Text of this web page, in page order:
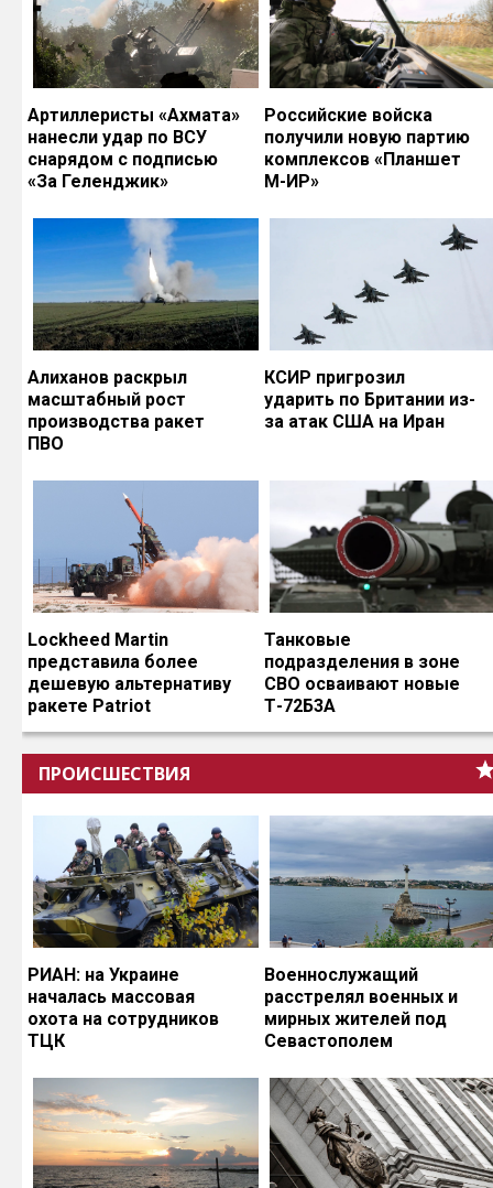
Артиллеристы «Ахмата»
нанесли удар по ВСУ
снарядом с подписью
«За Геленджик»
Российские войска
получили новую партию
комплексов «Планшет
М-ИР»
Алиханов раскрыл
масштабный рост
производства ракет
ПВО
КСИР пригрозил
ударить по Британии из-
за атак США на Иран
Lockheed Martin
представила более
дешевую альтернативу
ракете Patriot
Танковые
подразделения в зоне
СВО осваивают новые
Т-72Б3А
ПРОИСШЕСТВИЯ
РИАН: на Украине
началась массовая
охота на сотрудников
ТЦК
Военнослужащий
расстрелял военных и
мирных жителей под
Севастополем